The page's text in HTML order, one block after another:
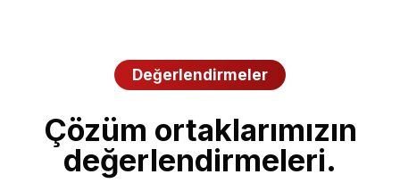
Değerlendirmeler
Çözüm ortaklarımızın
değerlendirmeleri.